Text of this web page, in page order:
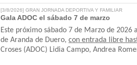
[3/8/2026] GRAN JORNADA DEPORTIVA Y FAMILIAR
Gala ADOC el sábado 7 de marzo
Este próximo sábado 7 de Marzo de
de Aranda de Duero, con entrada libre
Croses (ADOC) Lidia Campo, Andrea